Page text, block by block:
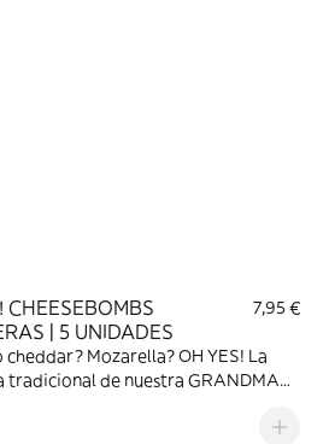
CHEESEBOMBS
| 5 UNIDADES
7,95 €
cheddar? Mozarella? OH YES! La
tradicional de nuestra GRANDMA